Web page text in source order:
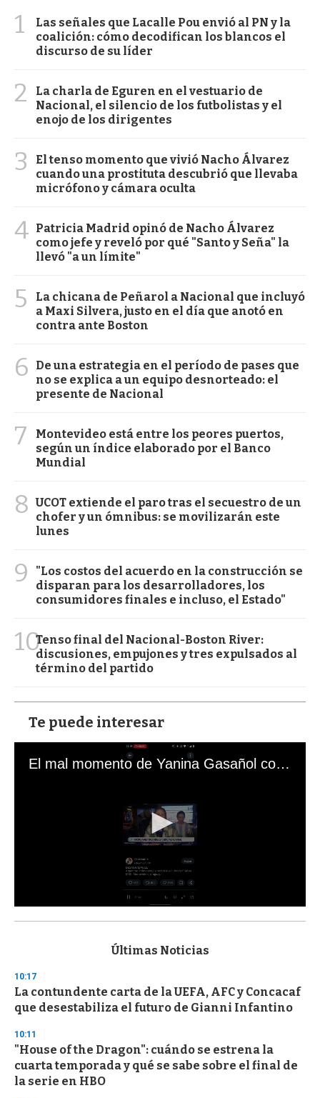
1
Las señales que Lacalle Pou envió al PN y la
coalición: cómo decodifican los blancos el
discurso de su líder
2
La charla de Eguren en el vestuario de
Nacional, el silencio de los futbolistas y el
enojo de los dirigentes
3
El tenso momento que vivió Nacho Álvarez
cuando una prostituta descubrió que llevaba
micrófono y cámara oculta
4 Patricia Madrid opinó de Nacho Álvarez
como jefe y reveló por qué "Santo y Seña" la
llevó "a un límite"
5
La chicana de Peñarol a Nacional que incluyó
a Maxi Silvera, justo en el día que anotó en
contra ante Boston
6
De una estrategia en el período de pases que
no se explica a un equipo desnorteado: el
presente de Nacional
7
Montevideo está entre los peores puertos,
según un índice elaborado por el Banco
Mundial
8 UCOT extiende el paro tras el secuestro de un
chofer y un ómnibus: se movilizarán este
lunes
9
"Los costos del acuerdo en la construcción se
disparan para los desarrolladores, los
consumidores finales e incluso, el Estado"
10Tenso final del Nacional-Boston River:
discusiones, empujones y tres expulsados al
término del partido
Te puede interesar
El mal momento de Yanina Gasañol con un hincha argentino en "Subrayado"
s
d
s
o
f
3
s
c
o
Últimas Noticias
10:17
La contundente carta de la UEFA, AFC y Concacaf
que desestabiliza el futuro de Gianni Infantino
10:11
"House of the Dragon": cuándo se estrena la
cuarta temporada y qué se sabe sobre el final de
la serie en HBO